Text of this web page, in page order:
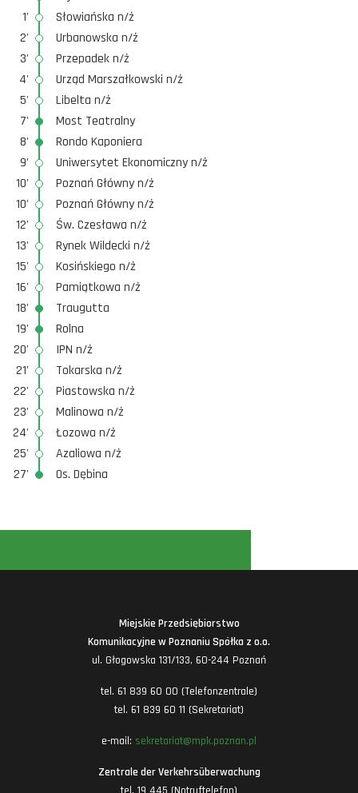
1'
Słowiańska n/ż
2'
Urbanowska n/ż
3'
Przepadek n/ż
4'
Urząd Marszałkowski n/ż
5'
Libelta n/ż
7'
Most Teatralny
8'
Rondo Kaponiera
9'
Uniwersytet Ekonomiczny n/ż
10'
Poznań Główny n/ż
10'
Poznań Główny n/ż
12'
Św. Czesława n/ż
13'
Rynek Wildecki n/ż
15'
Kosińskiego n/ż
16'
Pamiątkowa n/ż
18'
Traugutta
19'
Rolna
20'
IPN n/ż
21'
Tokarska n/ż
22'
Piastowska n/ż
23'
Malinowa n/ż
24'
Łozowa n/ż
25'
Azaliowa n/ż
27'
Os. Dębina
Miejskie Przedsiębiorstwo
Komunikacyjne w Poznaniu Spółka z o.o.
ul. Głogowska 131/133, 60-244 Poznań
tel. 61 839 60 00 (Telefonzentrale)
tel. 61 839 60 11 (Sekretariat)
e-mail: sekretariat@mpk.poznan.pl
Zentrale der Verkehrsüberwachung